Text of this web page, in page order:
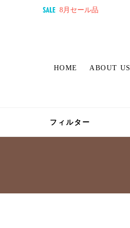
8月セール品
HOME ABOUT US
フィルター